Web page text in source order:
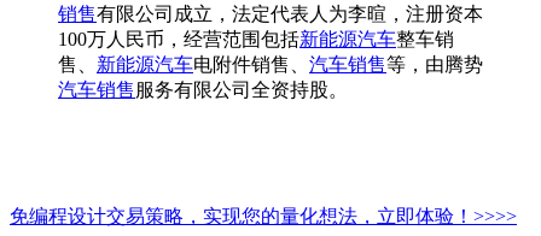
销售有限公司成立，法定代表人为李暄，注册资本
100万人民币，经营范围包括新能源汽车整车销
售、 新能源汽车电附件销售、 汽车销售等，由腾势
汽车销售 服务有限公司全资持股。
免编程设计交易策略，实现您的量化想法，立即体验！>>>>